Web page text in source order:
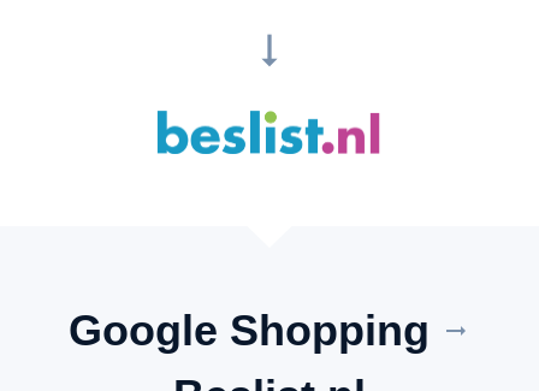
arrow_right_alt
Google Shopping arrow_right_alt